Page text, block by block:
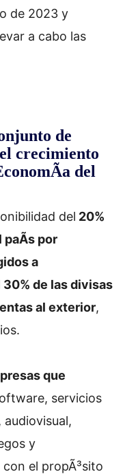
de 2023 y
a cabo las
de
crecimiento
del
del 20%
paÃ­s por
a
de las divisas
al exterior,
que
servicios
y
el propÃ³sito